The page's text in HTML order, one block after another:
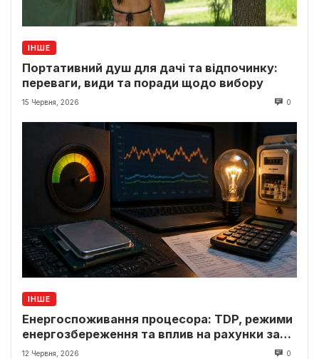
ІНШЕ
Портативний душ для дачі та відпочинку:
переваги, види та поради щодо вибору
15 Червня, 2026 0
ІНШЕ
Енергоспоживання процесора: TDP, режими
енергозбереження та вплив на рахунки за
світло
12 Червня, 2026 0